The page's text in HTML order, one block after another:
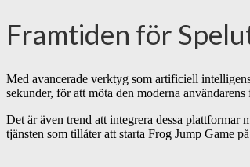
Framtiden för
Med avancerade verktyg som artificiell
sekunder, för att möta den moderna
Det är även trend att integrera dessa
tjänsten som tillåter att starta Frog Jump Game